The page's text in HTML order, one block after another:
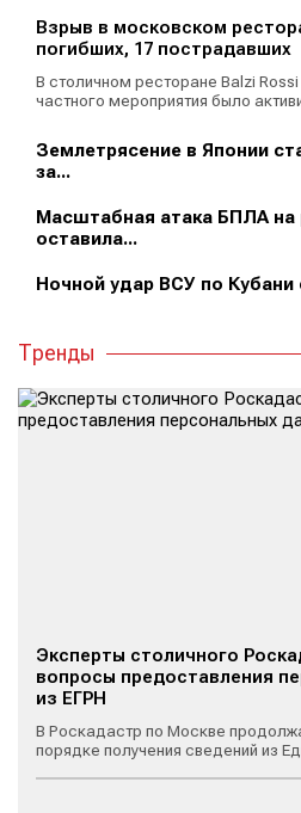
Взрыв в московском
погибших, 17 пострадавших
В столичном ресторане Balzi
частного мероприятия было
Землетрясение в Японии
за...
Масштабная атака БПЛА на
оставила...
Ночной удар ВСУ по Кубани
Тренды
Эксперты столичного
вопросы предоставления
из ЕГРН
В Роскадастр по Москве
порядке получения сведений из